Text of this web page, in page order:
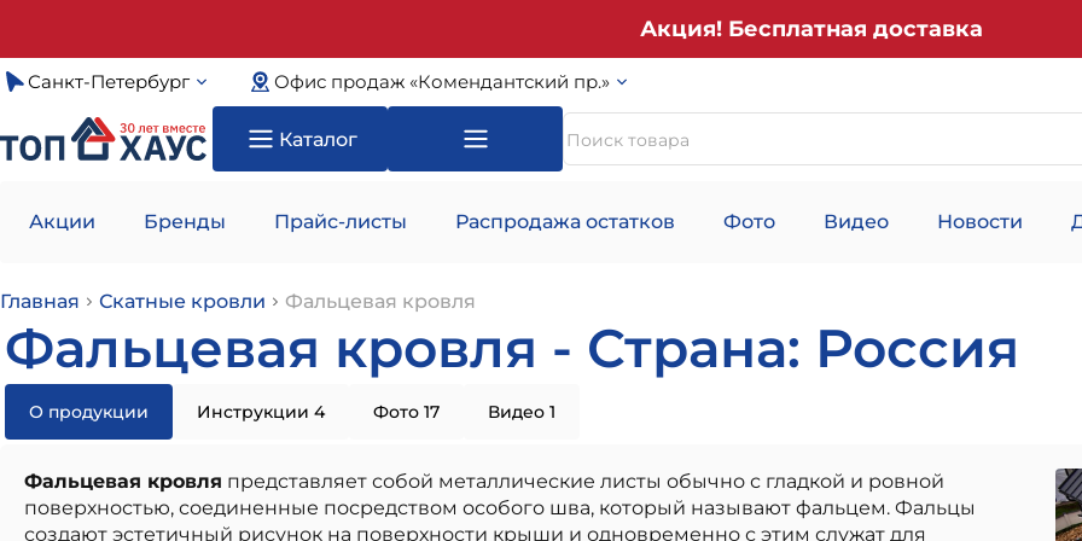
Акция! Бесплатная доставка
Санкт-Петербург Офис продаж «Комендантский пр.»
Каталог
Акции Бренды Прайс-листы Распродажа остатков Фото Видео Новости
Главная Скатные кровли Фальцевая кровля
Фальцевая кровля - Страна: Россия
О продукции Инструкции 4 Фото 17 Видео 1
Фальцевая кровля представляет собой металлические листы обычно с гладкой и ровной
поверхностью, соединенные посредством особого шва, который называют фальцем. Фальцы
создают эстетичный рисунок на поверхности крыши и одновременно с этим служат для